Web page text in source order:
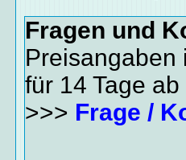
Fragen und
Preisangaben
für 14 Tage
>>> Frage /